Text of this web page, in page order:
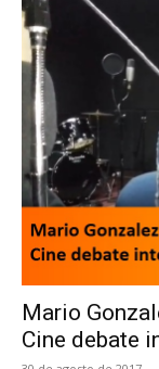
Mario
Cine debate